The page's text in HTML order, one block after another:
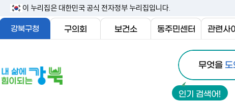
문
내
바
이 누리집은 대한민국 공식 전자정부 누리집입니다.
강북구청 구의회 보건소 동주민센터 관련사
삶
에
통
합
검
색
무엇을 도
인기 검색어!